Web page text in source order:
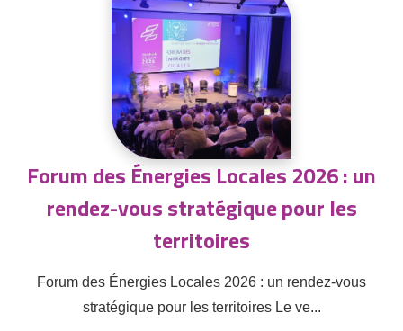
Forum des Énergies Locales 2026 : un
rendez-vous stratégique pour les
territoires
Forum des Énergies Locales 2026 : un rendez-vous
stratégique pour les territoires Le ve...